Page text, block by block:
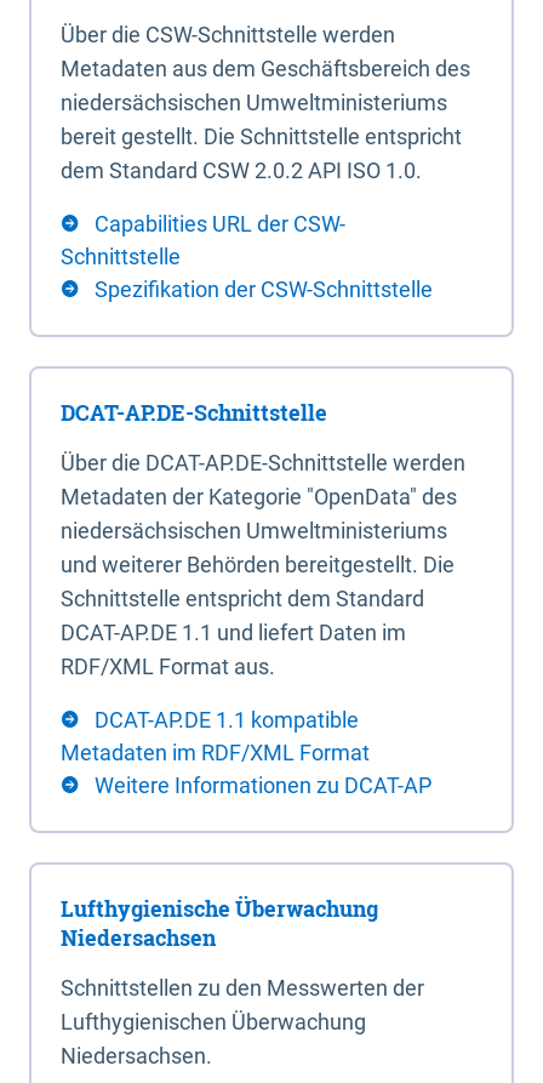
Über die CSW-Schnittstelle werden
Metadaten aus dem Geschäftsbereich des
niedersächsischen Umweltministeriums
bereit gestellt. Die Schnittstelle entspricht
dem Standard CSW 2.0.2 API ISO 1.0.
Capabilities URL der CSW-
Schnittstelle
Spezifikation der CSW-Schnittstelle
DCAT-AP.DE-Schnittstelle
Über die DCAT-AP.DE-Schnittstelle werden
Metadaten der Kategorie "OpenData" des
niedersächsischen Umweltministeriums
und weiterer Behörden bereitgestellt. Die
Schnittstelle entspricht dem Standard
DCAT-AP.DE 1.1 und liefert Daten im
RDF/XML Format aus.
DCAT-AP.DE 1.1 kompatible
Metadaten im RDF/XML Format
Weitere Informationen zu DCAT-AP
Lufthygienische Überwachung
Niedersachsen
Schnittstellen zu den Messwerten der
Lufthygienischen Überwachung
Niedersachsen.